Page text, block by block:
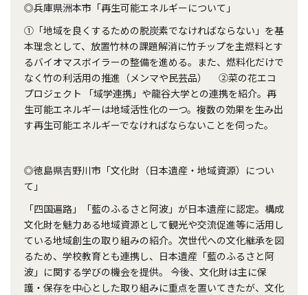
◎兵庫県洲本市「再生可能エネルギーについて」
①「地域を良くするための脱炭素でなければならない」を基
本理念として、放置竹林の課題解消に竹チップを主燃料とす
るバイオマスボイラーの整備を進める。また、燃料化だけで
なく竹の利活用の推進（メンマや民芸品） ②菜の花エコ
プロジェクト 「域学連携」や龍谷大学との連携を紹介。再
生可能エネルギーは地域活性化の一つ。複数の効果を生み出
す再生可能エネルギーでなければならないことを伺った。
◎徳島県吉野川市「文化財（日本遺産・地域資源）につい
て」
「四国遍路」「藍のふるさと阿波」が日本遺産に認定。構成
文化財を魅力ある地域資源として観光や交流促進等に活用し
ている地域創生の取り組みの紹介。次世代への文化継承を図
るため、学校教育とも連携し、日本遺産「藍のふるさと阿
波」に関する学びの機会を提供。 今後、文化財は主に保
護・保存を中心とした取り組みに重点を置いてきたが、文化